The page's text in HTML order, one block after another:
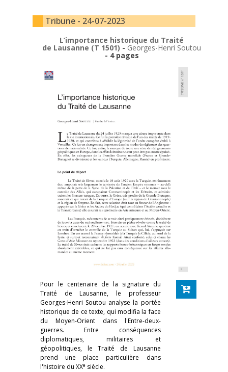
Tribune - 24-07-2023
L’importance historique du Traité
de Lausanne (T 1501) - Georges-Henri Soutou
- 4 pages
Pour le centenaire de la signature du
Traité de Lausanne, le professeur
Georges-Henri Soutou analyse la portée
historique de ce texte, qui modifia la face
du Moyen-Orient dans l'Entre-deux-
guerres. Entre conséquences
diplomatiques, militaires et
géopolitiques, le Traité de Lausanne
prend une place particulière dans
l'histoire du XXe siècle.